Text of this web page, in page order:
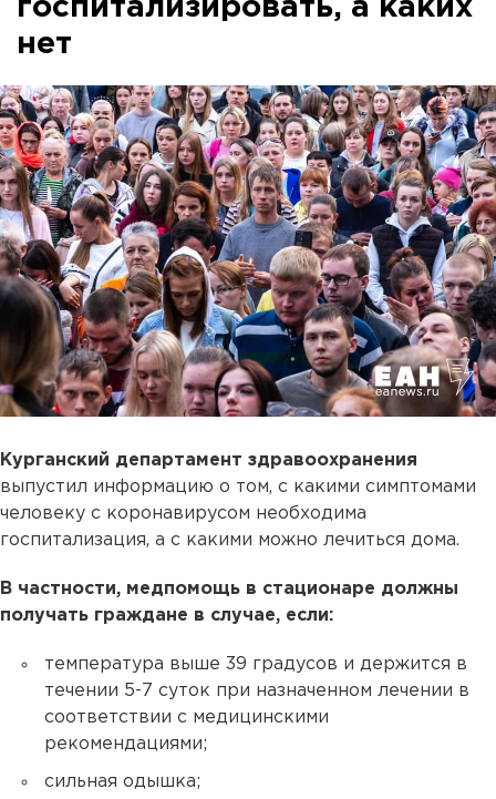
госпитализировать, а каких
нет
Курганский департамент здравоохранения
выпустил информацию о том, с какими симптомами
человеку с коронавирусом необходима
госпитализация, а с какими можно лечиться дома.
В частности, медпомощь в стационаре должны
получать граждане в случае, если:
температура выше 39 градусов и держится в
течении 5-7 суток при назначенном лечении в
соответствии с медицинскими
рекомендациями;
сильная одышка;